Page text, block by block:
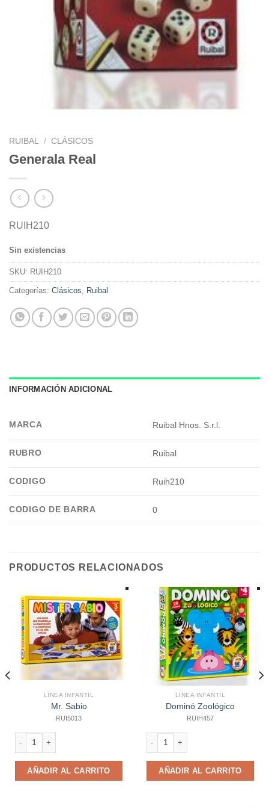
RUIBAL / CLÁSICOS
Generala Real
RUIH210
Sin existencias
SKU: RUIH210
Categorías: Clásicos, Ruibal
INFORMACIÓN ADICIONAL
MARCA Ruibal Hnos. S.r.l.
RUBRO Ruibal
CODIGO Ruih210
CODIGO DE BARRA 0
PRODUCTOS RELACIONADOS
LÍNEA INFANTIL
Mr. Sabio
RUI5013
AÑADIR AL CARRITO
LÍNEA INFANTIL
Dominó Zoológico
RUIH457
AÑADIR AL CARRITO